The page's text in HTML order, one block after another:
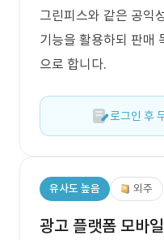
그린피스와 같은 공익
기능을 활용하되 판매
으로 합니다.
로그인 후
유사도 높음 외주
광고 플랫폼 모바